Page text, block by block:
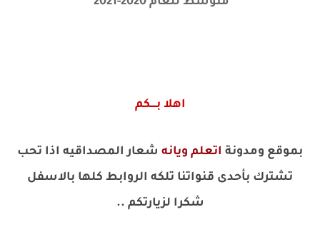
اهلا بــــكم
بموقع ومدونة اتعلم ويانه شعار المصداقيه اذا تحب
تشترك بأحدى قنواتنا تلكه الروابط كلها بالاسفل
شكرا لزيارتكم ..